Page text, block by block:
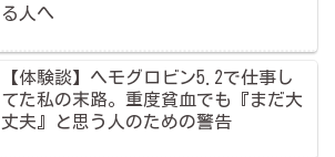
る人へ
【体験談】ヘモグロビン5.2で仕事し
てた私の末路。重度貧血でも『まだ大
丈夫』と思う人のための警告